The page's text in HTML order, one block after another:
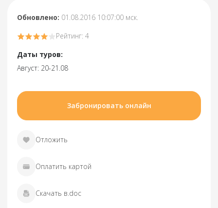
Обновлено: 01.08.2016 10:07:00 мск.
Рейтинг: 4
Даты туров:
Август: 20-21.08
Забронировать онлайн
Отложить
Оплатить картой
Скачать в.doc